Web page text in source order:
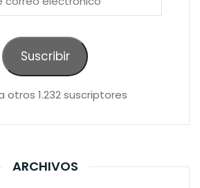
Suscribir
otros 1.232 suscriptores
ARCHIVOS